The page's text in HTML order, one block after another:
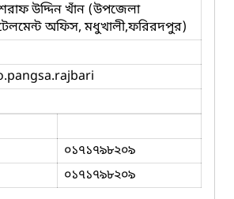
উদ্দিন খাঁন (উপজেলা
অফিস, মধুখালী,ফরিরদপুর)
০১৭১৭৯৮২০৯
০১৭১৭৯৮২০৯